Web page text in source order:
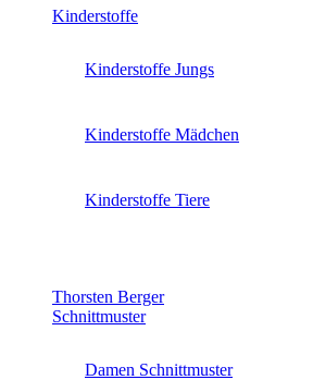
Kinderstoffe
Kinderstoffe Jungs
Kinderstoffe Mädchen
Kinderstoffe Tiere
Thorsten Berger
Schnittmuster
Damen Schnittmuster